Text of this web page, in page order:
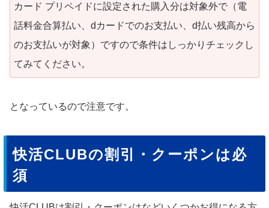
カード プリペイドに設定された購入分は対象外で（電
話料金合算払い、dカードでのお支払い、d払い残高から
のお支払いが対象）ですので条件はしっかりチェックし
てみてください。
となっているので注意です。
快活CLUBの割引・クーポンは必
須